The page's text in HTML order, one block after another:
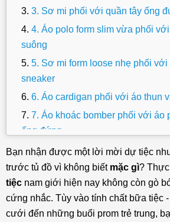
Bạn nhận được một lời mời dự tiệc
trước tủ đồ vì không biết mặc gì? Thực
tiệc nam giới hiện nay không còn gò
cứng nhắc. Tùy vào tính chất bữa tiệc
cưới đến những buổi prom trẻ trung,
3. Sơ mi phối với quần tây ống
4. Áo polo form slim vừa phối
suông
5. Sơ mi form loose nhẹ phối với
sneaker
6. Áo cardigan phối với áo thun
7. Áo khoác bomber phối với áo
ống đứng
8. Sơ mi Cuban form relaxed
suông
9. Áo vest phối với áo thun cổ
tapered
10. Áo overshirt form relaxed